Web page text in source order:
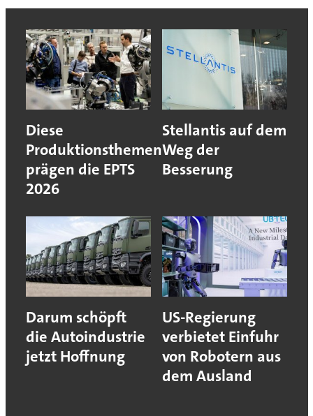
Diese
Produktionsthemen
prägen die EPTS
2026
Stellantis auf dem
Weg der
Besserung
Darum schöpft
die Autoindustrie
jetzt Hoffnung
US-Regierung
verbietet Einfuhr
von Robotern aus
dem Ausland